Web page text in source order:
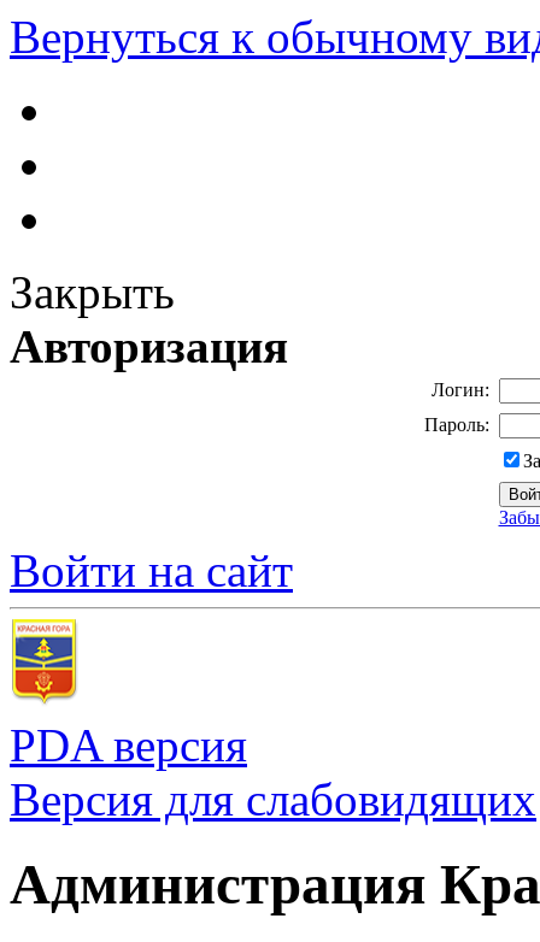
Вернуться к обычному
Закрыть
Авторизация
Логин:
Пароль:
Войти на сайт
PDA версия
Версия для слабовидящих
Администрация